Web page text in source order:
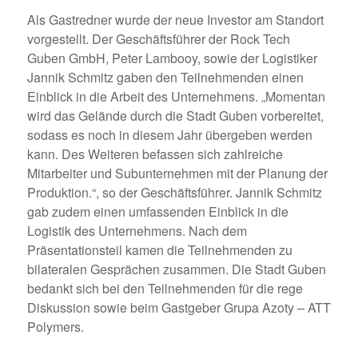
Als Gastredner wurde der neue Investor am Standort
vorgestellt. Der Geschäftsführer der Rock Tech
Guben GmbH, Peter Lambooy, sowie der Logistiker
Jannik Schmitz gaben den Teilnehmenden einen
Einblick in die Arbeit des Unternehmens. „Momentan
wird das Gelände durch die Stadt Guben vorbereitet,
sodass es noch in diesem Jahr übergeben werden
kann. Des Weiteren befassen sich zahlreiche
Mitarbeiter und Subunternehmen mit der Planung der
Produktion.“, so der Geschäftsführer. Jannik Schmitz
gab zudem einen umfassenden Einblick in die
Logistik des Unternehmens. Nach dem
Präsentationsteil kamen die Teilnehmenden zu
bilateralen Gesprächen zusammen. Die Stadt Guben
bedankt sich bei den Teilnehmenden für die rege
Diskussion sowie beim Gastgeber Grupa Azoty – ATT
Polymers.